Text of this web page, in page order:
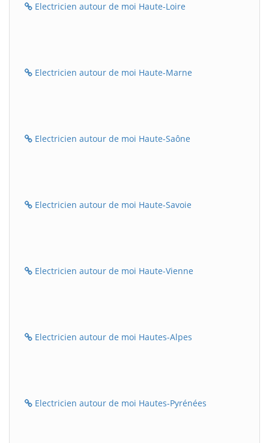
Electricien autour de moi Haute-Loire
Electricien autour de moi Haute-Marne
Electricien autour de moi Haute-Saône
Electricien autour de moi Haute-Savoie
Electricien autour de moi Haute-Vienne
Electricien autour de moi Hautes-Alpes
Electricien autour de moi Hautes-Pyrénées